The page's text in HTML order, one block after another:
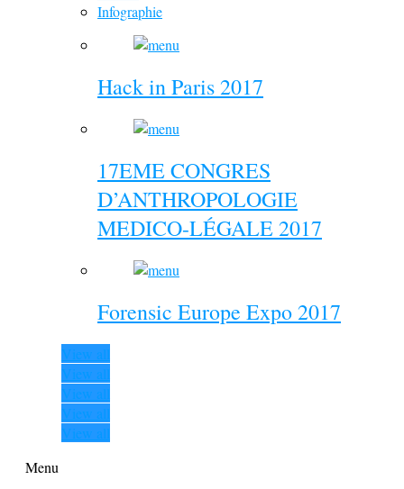
Infographie
Hack in Paris 2017
17EME CONGRES
D’ANTHROPOLOGIE
MEDICO-LÉGALE 2017
Forensic Europe Expo 2017
View all
View all
View all
View all
View all
Menu